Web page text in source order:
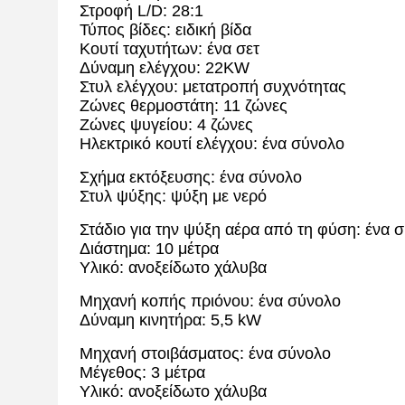
Στροφή L/D: 28:1
Τύπος βίδες: ειδική βίδα
Κουτί ταχυτήτων: ένα σετ
Δύναμη ελέγχου: 22KW
Στυλ ελέγχου: μετατροπή συχνότητας
Ζώνες θερμοστάτη: 11 ζώνες
Ζώνες ψυγείου: 4 ζώνες
Ηλεκτρικό κουτί ελέγχου: ένα σύνολο
Σχήμα εκτόξευσης: ένα σύνολο
Στυλ ψύξης: ψύξη με νερό
Στάδιο για την ψύξη αέρα από τη φύση: ένα
Διάστημα: 10 μέτρα
Υλικό: ανοξείδωτο χάλυβα
Μηχανή κοπής πριόνου: ένα σύνολο
Δύναμη κινητήρα: 5,5 kW
Μηχανή στοιβάσματος: ένα σύνολο
Μέγεθος: 3 μέτρα
Υλικό: ανοξείδωτο χάλυβα